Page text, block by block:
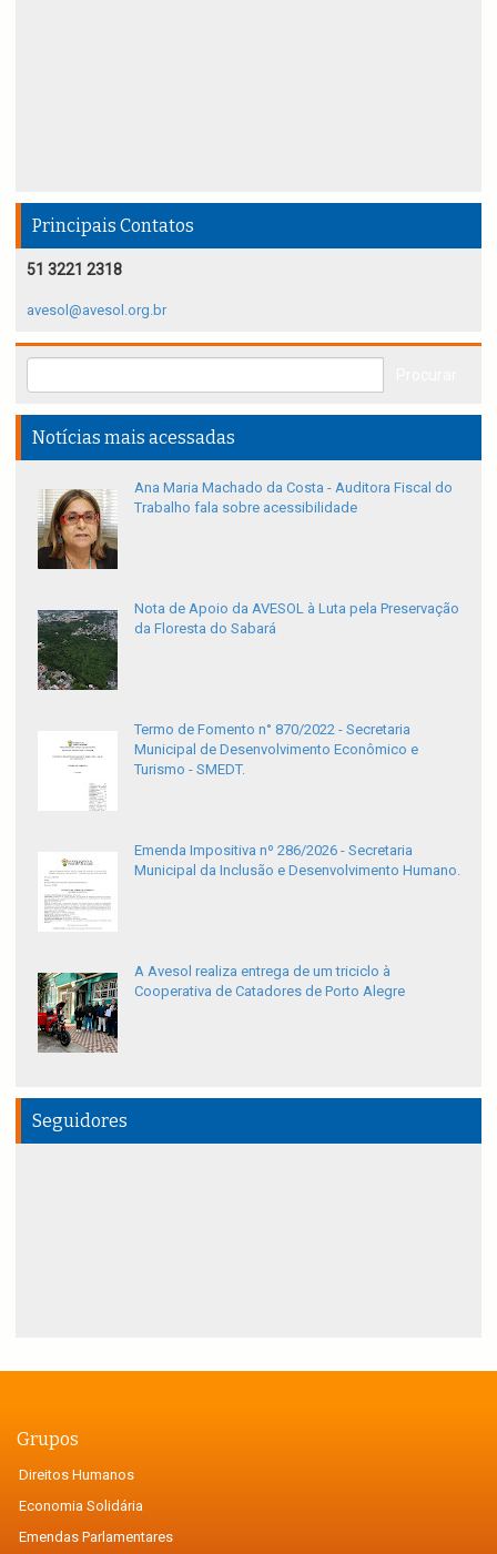
Principais Contatos
51 3221 2318
avesol@avesol.org.br
Notícias mais acessadas
Ana Maria Machado da Costa - Auditora Fiscal do
Trabalho fala sobre acessibilidade
Nota de Apoio da AVESOL à Luta pela Preservação
da Floresta do Sabará
Termo de Fomento n° 870/2022 - Secretaria
Municipal de Desenvolvimento Econômico e
Turismo - SMEDT.
Emenda Impositiva nº 286/2026 - Secretaria
Municipal da Inclusão e Desenvolvimento Humano.
A Avesol realiza entrega de um triciclo à
Cooperativa de Catadores de Porto Alegre
Seguidores
Grupos
Direitos Humanos
Economia Solidária
Emendas Parlamentares